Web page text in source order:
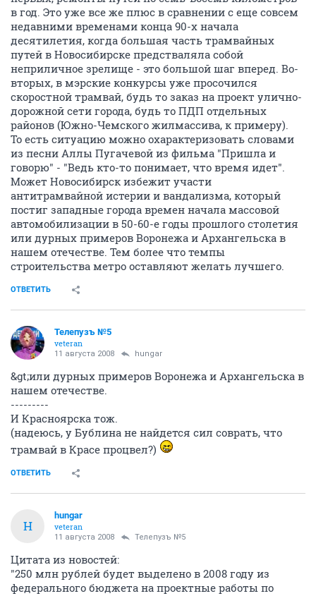
в год. Это уже все же плюс в сравнении с еще совсем
недавними временами конца 90-х начала
десятилетия, когда большая часть трамвайных
путей в Новосибирске предстваляла собой
неприличное зрелище - это большой шаг вперед. Во-
вторых, в мэрские конкурсы уже просочился
скоростной трамвай, будь то заказ на проект улично-
дорожной сети города, будь то ПДП отдельных
районов (Южно-Чемского жилмассива, к примеру).
То есть ситуацию можно охарактеризовать словами
из песни Аллы Пугачевой из фильма "Пришла и
говорю" - "Ведь кто-то понимает, что время идет".
Может Новосибирск избежит участи
антитрамвайной истерии и вандализма, который
постиг западные города времен начала массовой
автомобилизации в 50-60-е годы прошлого столетия
или дурных примеров Воронежа и Архангельска в
нашем отечестве. Тем более что темпы
строительства метро оставляют желать лучшего.
ОТВЕТИТЬ
Телепузъ №5
veteran
11 августа 2008 hungar
&gt;или дурных примеров Воронежа и Архангельска в
нашем отечестве.
---------
И Красноярска тож.
(надеюсь, у Бублина не найдется сил соврать, что
трамвай в Красе процвел?)
ОТВЕТИТЬ
H
hungar
veteran
11 августа 2008 Телепузъ №5
Цитата из новостей:
"250 млн рублей будет выделено в 2008 году из
федерального бюджета на проектные работы по